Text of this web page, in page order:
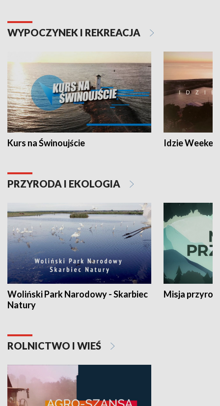
WYPOCZYNEK I REKREACJA
Kurs na Świnoujście Idzie
PRZYRODA I EKOLOGIA
Woliński Park Narodowy - Skarbiec
Natury
Misja
ROLNICTWO I WIEŚ